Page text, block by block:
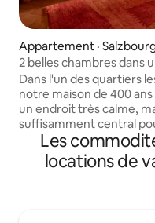
Appartement ·
2 belles chambres dans
vieille ville
Dans l'un des quartiers
notre maison de 400
un endroit très calme,
suffisamment central
vieille ville en 10 minutes
boulangerie à
dispose d'un salon/
Les
locations de